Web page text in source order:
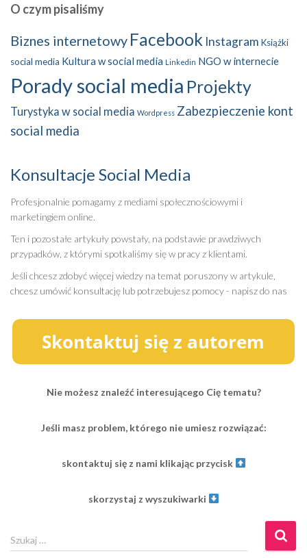
O czym pisaliśmy
Biznes internetowy Facebook Instagram Książki
social media Kultura w social media Linkedin NGO w internecie
Porady social media Projekty
Turystyka w social media Wordpress Zabezpieczenie kont
social media
Konsultacje Social Media
Profesjonalnie pomagamy z mediami społecznościowymi i
marketingiem online.
Ten i pozostałe artykuły powstały, na podstawie prawdziwych
przypadków, z którymi spotkaliśmy się w pracy z klientami.
Jeśli chcesz zdobyć więcej wiedzy na temat poruszony w artykule,
chcesz umówić konsultację lub potrzebujesz pomocy - napisz do nas
Nie możesz znaleźć interesującego Cię tematu?
Jeśli masz problem, którego nie umiesz rozwiązać:
skontaktuj się z nami klikając przycisk
skorzystaj z wyszukiwarki
z
Szukaj …